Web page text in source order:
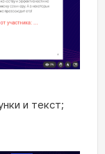
и текст;